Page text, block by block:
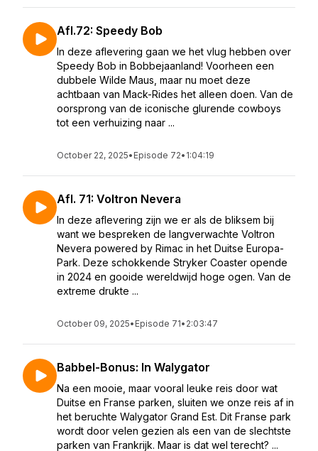
Afl.72: Speedy Bob
In deze aflevering gaan we het vlug hebben over
Speedy Bob in Bobbejaanland! Voorheen een
dubbele Wilde Maus, maar nu moet deze
achtbaan van Mack-Rides het alleen doen. Van de
oorsprong van de iconische glurende cowboys
tot een verhuizing naar ...
October 22, 2025• Episode 72• 1:04:19
Afl. 71: Voltron Nevera
In deze aflevering zijn we er als de bliksem bij
want we bespreken de langverwachte Voltron
Nevera powered by Rimac in het Duitse Europa-
Park. Deze schokkende Stryker Coaster opende
in 2024 en gooide wereldwijd hoge ogen. Van de
extreme drukte ...
October 09, 2025• Episode 71• 2:03:47
Babbel-Bonus: In Walygator
Na een mooie, maar vooral leuke reis door wat
Duitse en Franse parken, sluiten we onze reis af in
het beruchte Walygator Grand Est. Dit Franse park
wordt door velen gezien als een van de slechtste
parken van Frankrijk. Maar is dat wel terecht? ...